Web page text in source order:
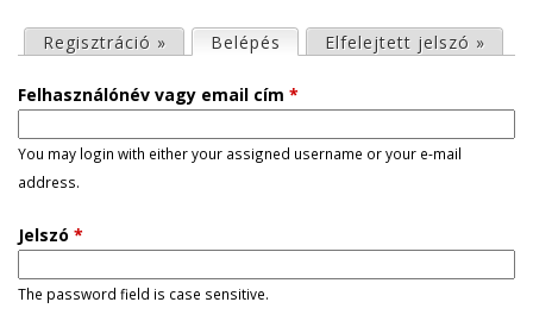
l
s
ő
d
l
Regisztráció » Belépés (aktív fül)Elfelejtett jelszó »
Felhasználónév vagy email cím *
You may login with either your assigned username or your e-mail
address.
Jelszó *
The password field is case sensitive.